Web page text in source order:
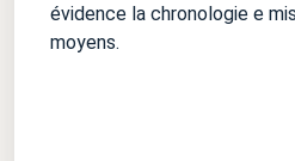
évidence la chronologie e
moyens.